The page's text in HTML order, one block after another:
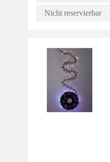
Nicht reservierbar